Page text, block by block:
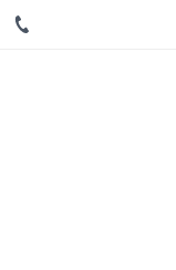
Youtube